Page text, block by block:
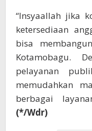
“Insyaallah jika
ketersediaan
bisa
Kotamobagu.
pelayanan
memudahkan
berbagai
(*/Wdr)